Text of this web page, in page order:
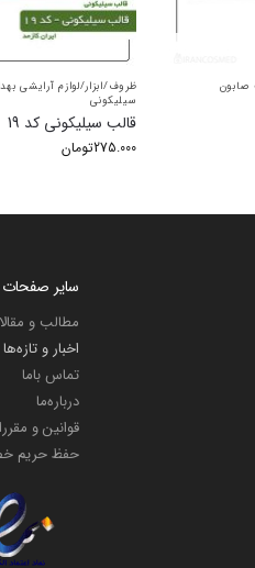
صابون
ظروف/ابزار/لوازم آرایشی
سیلیکونی
قالب سیلیکونی کد 19
275.000تومان
سایر صفحات
مطالب و
اخبار و تازه‌ها
تماس باما
درباره‌ما
قوانین و
حفظ حریم